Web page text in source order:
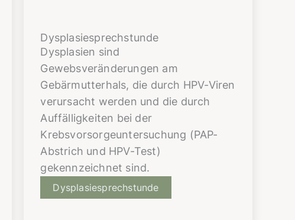
Dysplasiesprechstunde
Dysplasien sind
Gewebsveränderungen am
Gebärmutterhals, die durch HPV-Viren
verursacht werden und die durch
Auffälligkeiten bei der
Krebsvorsorgeuntersuchung (PAP-
Abstrich und HPV-Test)
gekennzeichnet sind.
Dysplasiesprechstunde